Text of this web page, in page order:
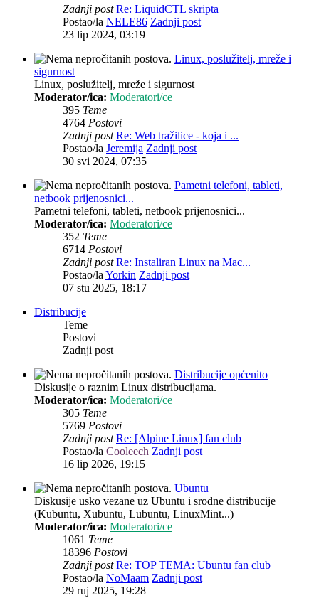
Zadnji post Re: LiquidCTL skripta
Postao/la NELE86 Zadnji post
23 lip 2024, 03:19
Linux, poslužitelj, mreže i
sigurnost
Linux, poslužitelj, mreže i sigurnost
Moderator/ica: Moderatori/ce
395 Teme
4764 Postovi
Zadnji post Re: Web tražilice - koja i ...
Postao/la Jeremija Zadnji post
30 svi 2024, 07:35
Pametni telefoni, tableti,
netbook prijenosnici...
Pametni telefoni, tableti, netbook prijenosnici...
Moderator/ica: Moderatori/ce
352 Teme
6714 Postovi
Zadnji post Re: Instaliran Linux na Mac...
Postao/laYorkin Zadnji post
07 stu 2025, 18:17
Distribucije
Teme
Postovi
Zadnji post
Distribucije općenito
Diskusije o raznim Linux distribucijama.
Moderator/ica: Moderatori/ce
305 Teme
5769 Postovi
Zadnji post Re: [Alpine Linux] fan club
Postao/la Cooleech Zadnji post
16 lip 2026, 19:15
Ubuntu
Diskusije usko vezane uz Ubuntu i srodne distribucije
(Kubuntu, Xubuntu, Lubuntu, LinuxMint...)
Moderator/ica: Moderatori/ce
1061 Teme
18396 Postovi
Zadnji post Re: TOP TEMA: Ubuntu fan club
Postao/la NoMaam Zadnji post
29 ruj 2025, 19:28